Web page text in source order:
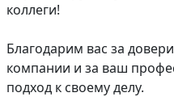
коллеги!
Благодарим вас за
компании и за ваш
подход к своему делу.